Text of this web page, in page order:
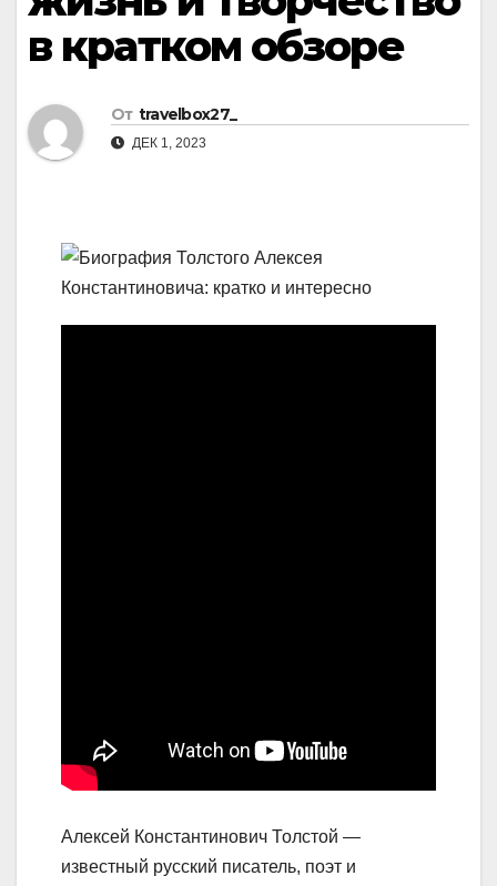
в кратком обзоре
От travelbox27_
ДЕК 1, 2023
Алексей Константинович Толстой —
известный русский писатель, поэт и